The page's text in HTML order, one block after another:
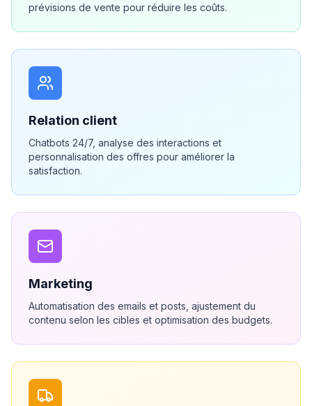
prévisions de vente pour réduire les coûts.
Relation client
Chatbots 24/7, analyse des interactions et
personnalisation des offres pour améliorer la
satisfaction.
Marketing
Automatisation des emails et posts, ajustement du
contenu selon les cibles et optimisation des budgets.